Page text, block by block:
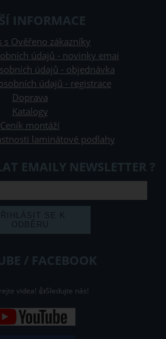
INFORMACE
s Ověřeno zákazníky
údajů - novinky emai
údajů - objednávka
údajů - registrace
Doprava
Katalogy
Ceník montáží
laminátové podlahy
EMAILY NEWSLETTER ?
/ FACEBOOK
videa! 👍Sledujte nás!